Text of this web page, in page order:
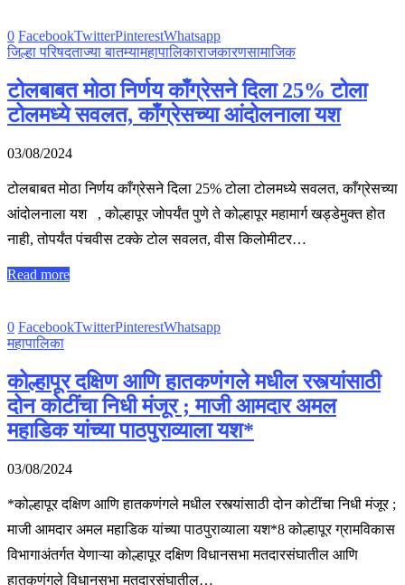
0 FacebookTwitterPinterestWhatsapp
जिल्हा परिषदताज्या बातम्यामहापालिकाराजकारणसामाजिक
टोलबाबत मोठा निर्णय काँग्रेसने दिला 25% टोला
टोलमध्ये सवलत, काँग्रेसच्या आंदोलनाला यश
03/08/2024
टोलबाबत मोठा निर्णय काँग्रेसने दिला 25% टोला टोलमध्ये सवलत, काँग्रेसच्या
आंदोलनाला यश , कोल्हापूर जोपर्यंत पुणे ते कोल्हापूर महामार्ग खड्डेमुक्त होत
नाही, तोपर्यंत पंचवीस टक्के टोल सवलत, वीस किलोमीटर…
Read more
0 FacebookTwitterPinterestWhatsapp
महापालिका
कोल्हापूर दक्षिण आणि हातकणंगले मधील रस्त्यांसाठी
दोन कोटींचा निधी मंजूर ; माजी आमदार अमल
महाडिक यांच्या पाठपुराव्याला यश*
03/08/2024
*कोल्हापूर दक्षिण आणि हातकणंगले मधील रस्त्यांसाठी दोन कोटींचा निधी मंजूर ;
माजी आमदार अमल महाडिक यांच्या पाठपुराव्याला यश*8 कोल्हापूर ग्रामविकास
विभागाअंतर्गत येणाऱ्या कोल्हापूर दक्षिण विधानसभा मतदारसंघातील आणि
हातकणंगले विधानसभा मतदारसंघातील…